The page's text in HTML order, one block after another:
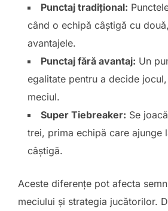
Punctaj tradițional:
când o echipă câștigă cu
avantajele.
Punctaj fără avantaj: Un
egalitate pentru a decide
meciul.
Super Tiebreaker: Se
trei, prima echipă care ajunge
câștigă.
Aceste diferențe pot afecta
meciului și strategia jucătorilor.